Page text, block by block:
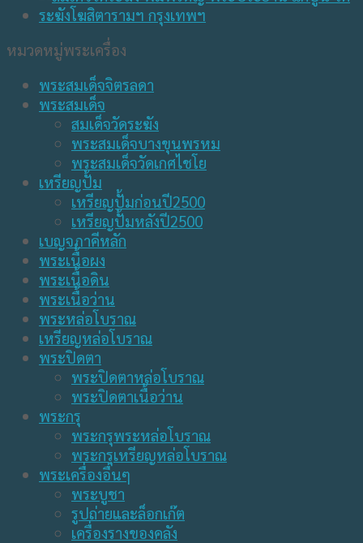
หมวดหมู่พระเครื่อง
พระสมเด็จจิตรลดา
พระสมเด็จ
สมเด็จวัดระฆัง
พระสมเด็จบางขุนพรหม
พระสมเด็จวัดเกศไชโย
เหรียญปั้ม
เหรียญปั้มก่อนปี2500
เหรียญปั้มหลังปี2500
เบญจภาคีหลัก
พระเนื้อผง
พระเนื้อดิน
พระเนื้อว่าน
พระหล่อโบราณ
เหรียญหล่อโบราณ
พระปิดตา
พระปิดตาหล่อโบราณ
พระปิดตาเนื้อว่าน
พระกรุ
พระกรุพระหล่อโบราณ
พระกรุเหรียญหล่อโบราณ
พระเครื่องอื่นๆ
พระบูชา
รูปถ่ายและล็อกเก๊ต
เครื่องรางของคลัง